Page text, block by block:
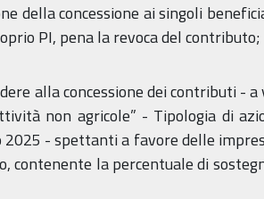
della concessione ai singoli
PI, pena la revoca del contributo;
alla concessione dei contributi -
non agricole” - Tipologia di
2025 - spettanti a favore delle
contenente la percentuale di